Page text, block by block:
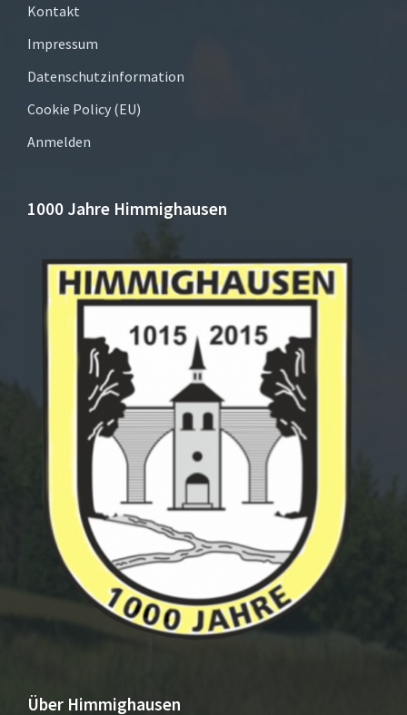
Kontakt
Impressum
Datenschutzinformation
Cookie Policy (EU)
Anmelden
1000 Jahre Himmighausen
Über Himmighausen